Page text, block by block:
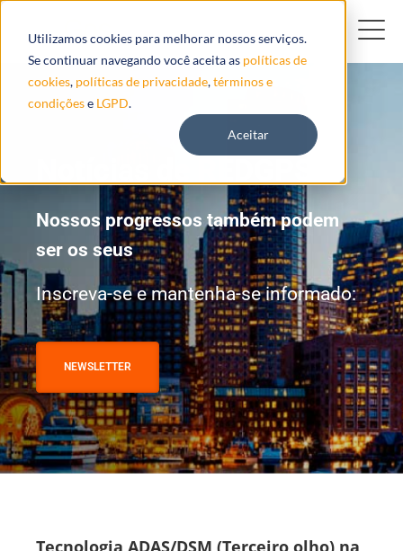
Utilizamos cookies para melhorar nossos serviços.
Se continuar navegando você aceita as políticas de
cookies, políticas de privacidade,términos e
condiçõese LGPD.
Aceitar
Nossos progressos também podem
ser os seus
Inscreva-se e mantenha-se informado:
NEWSLETTER
Tecnologia ADAS/DSM (Terceiro olho) na